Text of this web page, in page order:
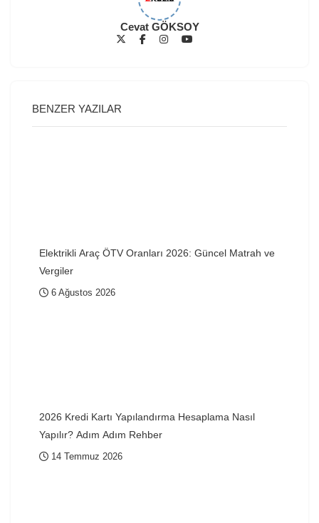
Cevat GÖKSOY
BENZER YAZILAR
Elektrikli Araç ÖTV Oranları 2026: Güncel Matrah ve
Vergiler
6 Ağustos 2026
2026 Kredi Kartı Yapılandırma Hesaplama Nasıl
Yapılır? Adım Adım Rehber
14 Temmuz 2026